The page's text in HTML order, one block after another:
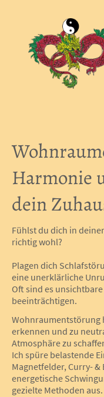
Harmonie
dein
Fühlst du dich in
richtig wohl?
Plagen dich
eine unerklärliche
Oft sind es
beeinträchtigen.
Wohnraumentstörung
erkennen und zu
Atmosphäre zu
Ich spüre belastende
Magnetfelder, Curry-
energetische
gezielte Methoden aus.